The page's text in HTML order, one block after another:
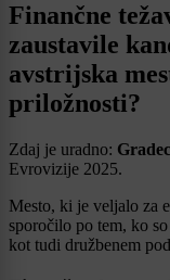
Finančne
zaustavile
avstrijska
priložnosti?
Zdaj je uradno: Gradec
Evrovizije 2025.
Mesto, ki je veljalo za
sporočilo po tem, ko
kot tudi družbenem